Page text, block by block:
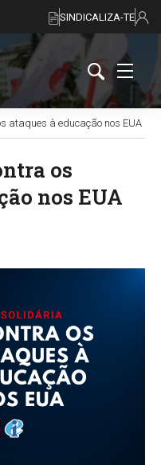
SINDICALIZA-TE
ataques à educação nos EUA
os
nos EUA